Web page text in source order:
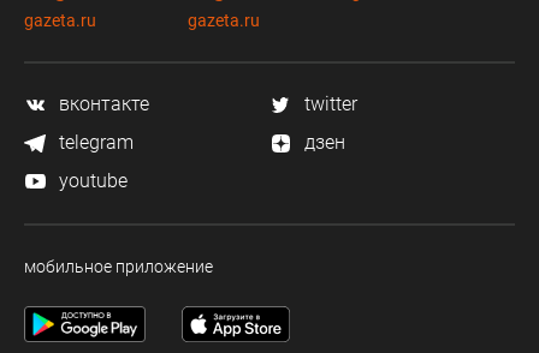
gazeta.ru
gazeta.ru
вконтакте
twitter
telegram
дзен
youtube
мобильное приложение